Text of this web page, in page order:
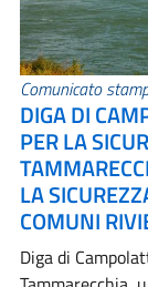
Comunicato
DIGA DI
PER LA
LA
COMUNI
Diga di